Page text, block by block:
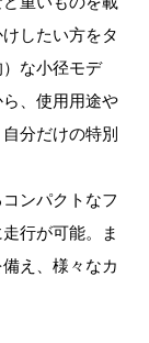
したい方をタ
な小径モデ
、使用用途や
分だけの特別
ンパクトなフ
行が可能。ま
え、様々なカ